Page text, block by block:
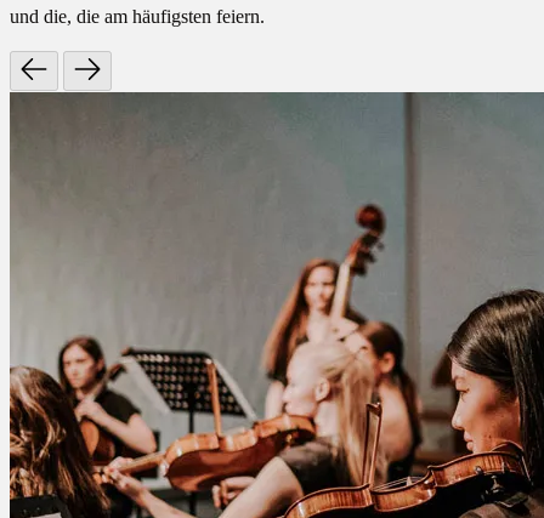
und die, die am häufigsten feiern.